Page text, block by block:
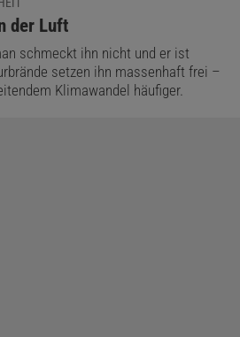
der Luft
schmeckt ihn nicht und er ist
setzen ihn massenhaft frei –
Klimawandel häufiger.